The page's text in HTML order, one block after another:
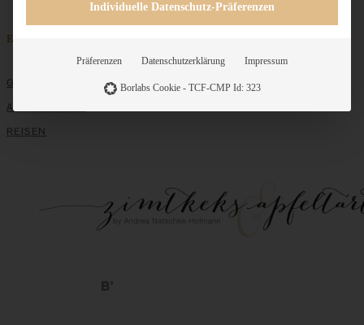
Entdecken
GRUNDLAGEN
ALLE REZEPTE
REISEN
Individuelle Datenschutz-Präferenzen
Präferenzen Datenschutzerklärung Impressum
Borlabs Cookie - TCF-CMP Id: 323